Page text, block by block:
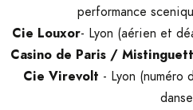
performance
Cie Louxor- Lyon (aérien et
Casino de Paris / Mistinguett
Cie Virevolt - Lyon (numéro